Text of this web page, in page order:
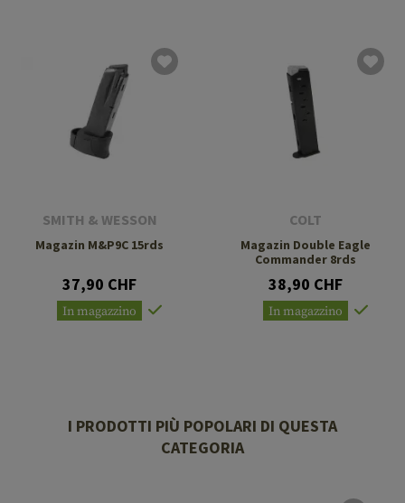
SMITH & WESSON
Magazin M&P9C 15rds
37,90 CHF
In magazzino
COLT
Magazin Double Eagle
Commander 8rds
38,90 CHF
In magazzino
I PRODOTTI PIÙ POPOLARI DI QUESTA
CATEGORIA